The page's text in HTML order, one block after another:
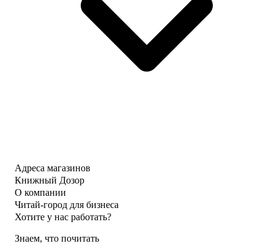
Адреса магазинов
Книжный Дозор
О компании
Читай-город для бизнеса
Хотите у нас работать?
Знаем, что почитать